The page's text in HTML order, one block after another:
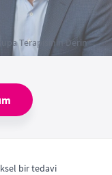
Terapisinin Derin
bir tedavi